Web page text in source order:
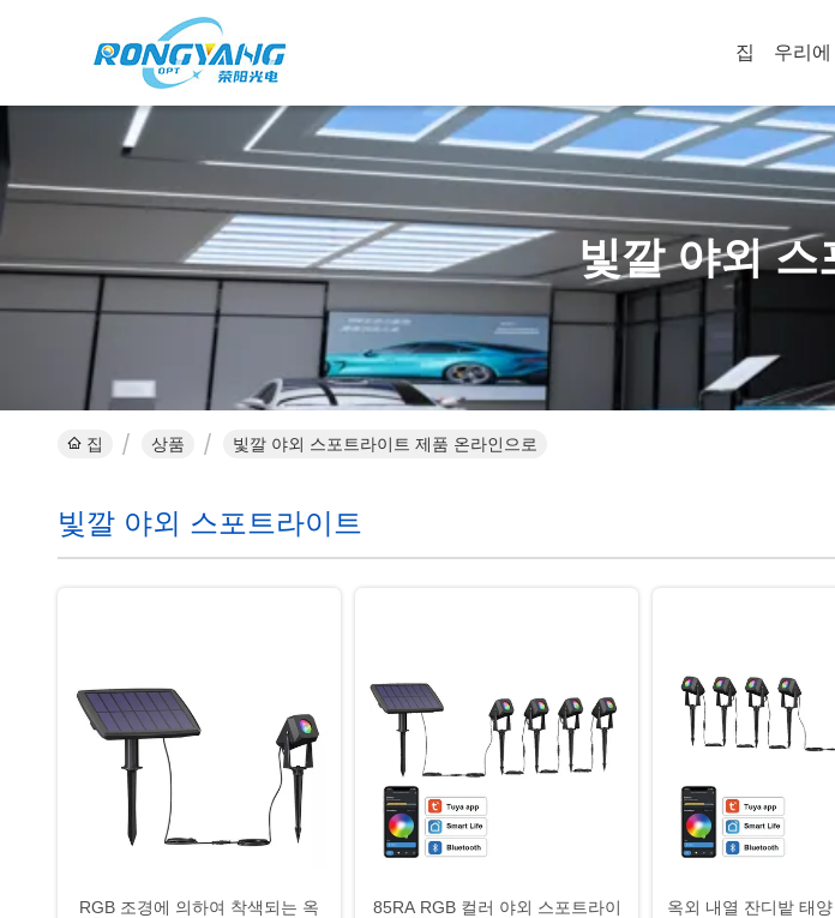
집 우리에
빛깔 야외 스
집 상품 빛깔 야외 스포트라이트 제품 온라인으로
빛깔 야외 스포트라이트
RGB 조경에 의하여 착색되는 옥
85RA RGB 컬러 야외 스포트라이
옥외 내열 잔디밭 태